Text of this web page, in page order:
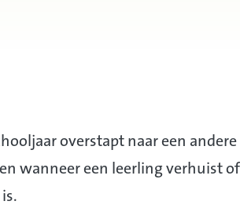
overstapt naar een andere
wanneer een leerling verhuist of